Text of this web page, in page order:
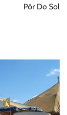
Pôr Do Sol